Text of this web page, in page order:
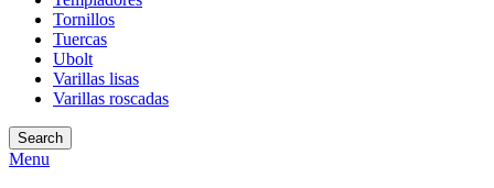
Tornillos
Tuercas
Ubolt
Varillas lisas
Varillas roscadas
Search
Menu